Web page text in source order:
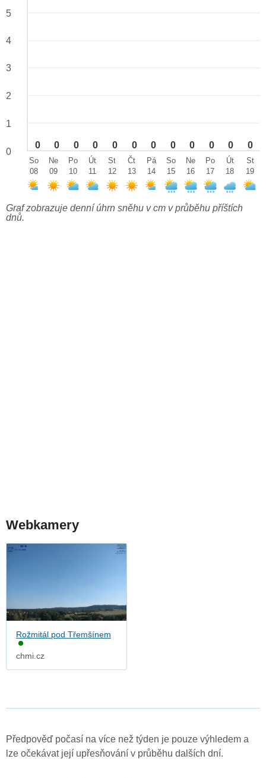
0 0 0 0 0 0 0 0 0 0 0 0
5
4
3
2
1
0
So
08
Ne
09
Po
10
Út
11
St
12
Čt
13
Pá
14
So
15
Ne
16
Po
17
Út
18
St
19
Graf zobrazuje denní úhrn sněhu v cm v průběhu příštích
dnů.
Webkamery
Rožmitál pod Třemšínem
chmi.cz
Předpověď počasí na více než týden je pouze výhledem a
lze očekávat její upřesňování v průběhu dalších dní.